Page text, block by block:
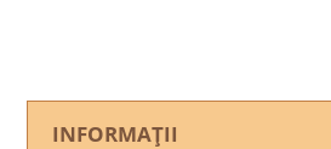
INFORMAŢII